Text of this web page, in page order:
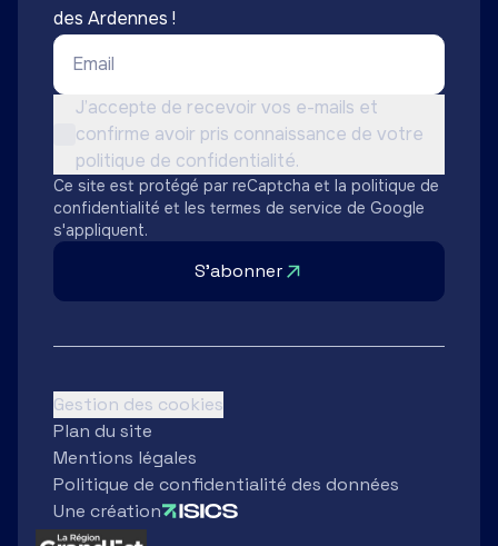
des Ardennes !
Email *
Conditions d'utilisation *
Non cochée
J’accepte de recevoir vos e-mails et
confirme avoir pris connaissance de votre
politique de confidentialité.
Ce site est protégé par reCaptcha et la politique de
confidentialité et les termes de service de Google
s'appliquent.
S'abonner
Une création
Gestion des cookies
Plan du site
Mentions légales
Politique de confidentialité des données
Partenaires
Région Grand Est